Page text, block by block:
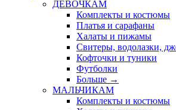
ДЕВОЧКАМ
Комплекты и костюмы
Платья и сарафаны
Халаты и пижамы
Свитеры, водолазки,
Кофточки и туники
Футболки
Больше →
МАЛЬЧИКАМ
Комплекты и костюмы